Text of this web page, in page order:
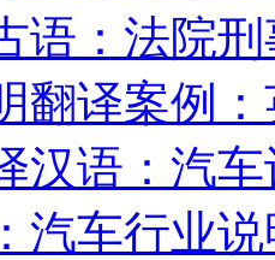
语：法院
翻译案例
汉语：汽
汽车行业